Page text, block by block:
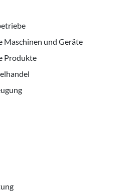
Maschinen und Geräte
Produkte